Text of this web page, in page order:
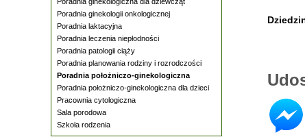
Poradnia ginekologii onkologicznej
Poradnia laktacyjna
Poradnia leczenia niepłodności
Poradnia patologii ciąży
Poradnia planowania rodziny i rozrodczości
Poradnia położniczo-ginekologiczna
Poradnia położniczo-ginekologiczna dla dzieci
Pracownia cytologiczna
Sala porodowa
Szkoła rodzenia